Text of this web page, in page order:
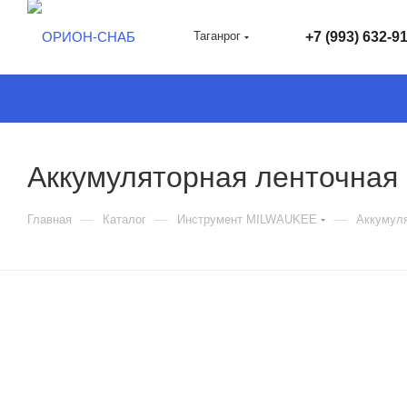
Таганрог +7 (993) 632-
Аккумуляторная
Главная — Каталог — Инструмент MILWAUKEE —